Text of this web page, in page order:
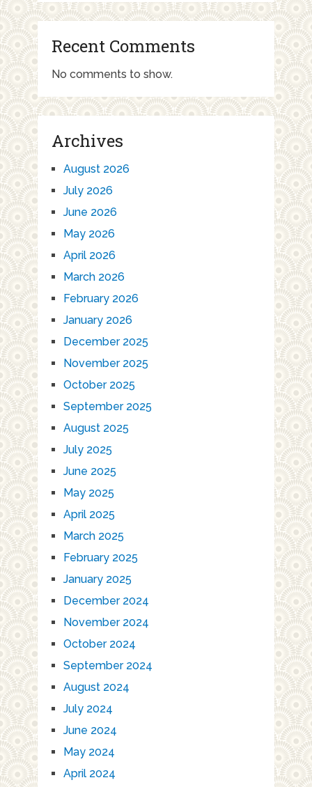
Recent Comments
No comments to show.
Archives
August 2026
July 2026
June 2026
May 2026
April 2026
March 2026
February 2026
January 2026
December 2025
November 2025
October 2025
September 2025
August 2025
July 2025
June 2025
May 2025
April 2025
March 2025
February 2025
January 2025
December 2024
November 2024
October 2024
September 2024
August 2024
July 2024
June 2024
May 2024
April 2024